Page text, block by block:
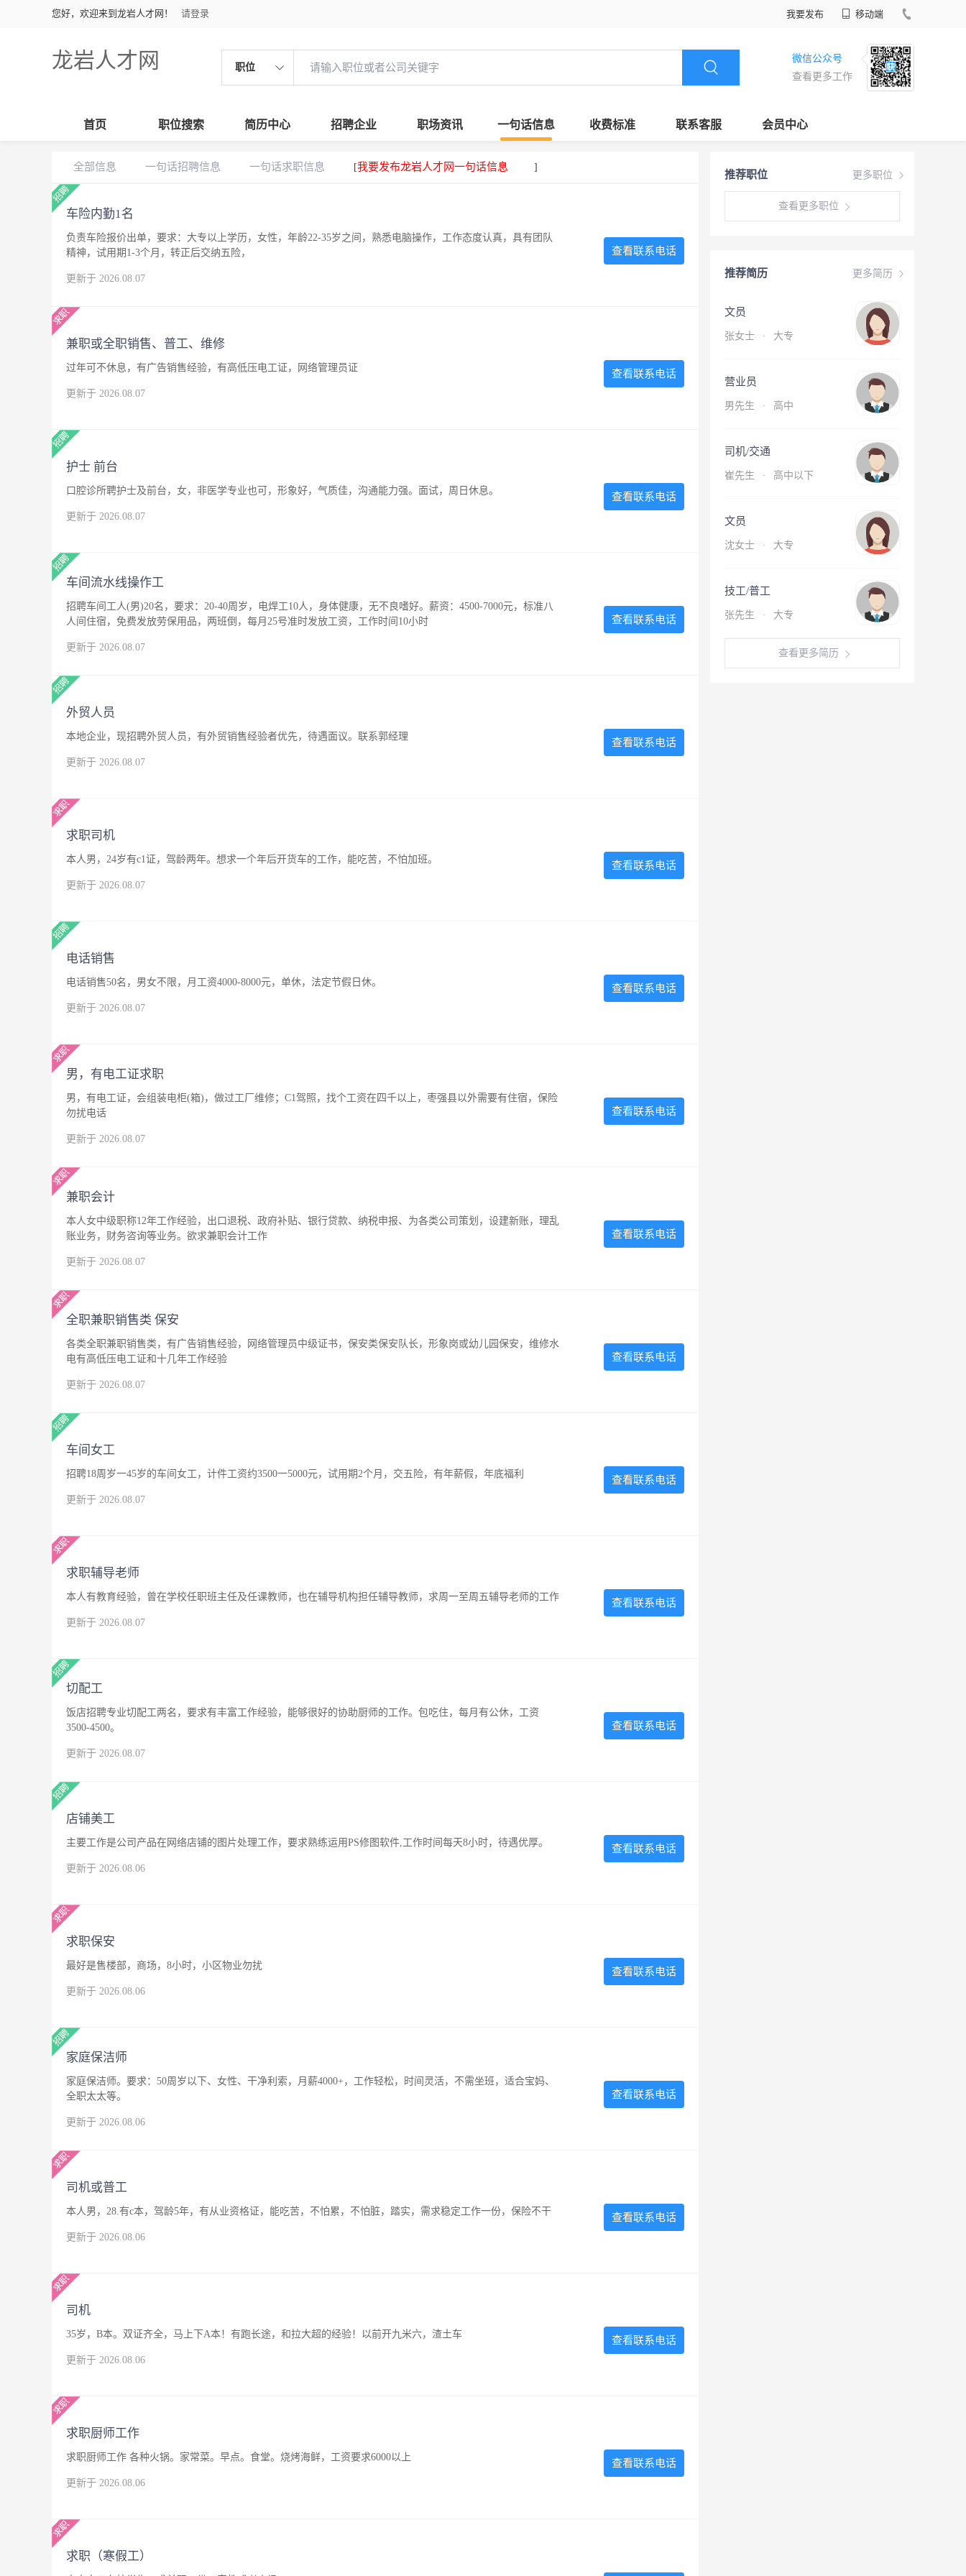
您好，欢迎来到龙岩人才网！ 请登录 我要发布 移动端
龙岩人才网 职位
微信公众号
查看更多工作
首页 职位搜索 简历中心 招聘企业 职场资讯 一句话信息 收费标准 联系客服 会员中心
更多职位
推荐职位
查看更多职位
更多简历
推荐简历
文员
张女士 · 大专
营业员
男先生 · 高中
司机/交通
崔先生 · 高中以下
文员
沈女士 · 大专
技工/普工
张先生 · 大专
查看更多简历
全部信息 一句话招聘信息 一句话求职信息 [我要发布龙岩人才网一句话信息 ]
车险内勤1名
负责车险报价出单，要求：大专以上学历，女性，年龄22-35岁之间，熟悉电脑操作，工作态度认真，具有团队
精神，试用期1-3个月，转正后交纳五险，
更新于 2026.08.07
查看联系电话
兼职或全职销售、普工、维修
过年可不休息，有广告销售经验，有高低压电工证，网络管理员证
更新于 2026.08.07
查看联系电话
护士 前台
口腔诊所聘护士及前台，女，非医学专业也可，形象好，气质佳，沟通能力强。面试，周日休息。
更新于 2026.08.07
查看联系电话
车间流水线操作工
招聘车间工人(男)20名，要求：20-40周岁，电焊工10人，身体健康，无不良嗜好。薪资：4500-7000元，标准八
人间住宿，免费发放劳保用品，两班倒，每月25号准时发放工资，工作时间10小时
更新于 2026.08.07
查看联系电话
外贸人员
本地企业，现招聘外贸人员，有外贸销售经验者优先，待遇面议。联系郭经理
更新于 2026.08.07
查看联系电话
求职司机
本人男，24岁有c1证，驾龄两年。想求一个年后开货车的工作，能吃苦，不怕加班。
更新于 2026.08.07
查看联系电话
电话销售
电话销售50名，男女不限，月工资4000-8000元，单休，法定节假日休。
更新于 2026.08.07
查看联系电话
男，有电工证求职
男，有电工证，会组装电柜(箱)，做过工厂维修；C1驾照，找个工资在四千以上，枣强县以外需要有住宿，保险
勿扰电话
更新于 2026.08.07
查看联系电话
兼职会计
本人女中级职称12年工作经验，出口退税、政府补贴、银行贷款、纳税申报、为各类公司策划，设建新账，理乱
账业务，财务咨询等业务。欲求兼职会计工作
更新于 2026.08.07
查看联系电话
全职兼职销售类 保安
各类全职兼职销售类，有广告销售经验，网络管理员中级证书，保安类保安队长，形象岗或幼儿园保安，维修水
电有高低压电工证和十几年工作经验
更新于 2026.08.07
查看联系电话
车间女工
招聘18周岁一45岁的车间女工，计件工资约3500一5000元，试用期2个月，交五险，有年薪假，年底福利
更新于 2026.08.07
查看联系电话
求职辅导老师
本人有教育经验，曾在学校任职班主任及任课教师，也在辅导机构担任辅导教师，求周一至周五辅导老师的工作
更新于 2026.08.07
查看联系电话
切配工
饭店招聘专业切配工两名，要求有丰富工作经验，能够很好的协助厨师的工作。包吃住，每月有公休，工资
3500-4500。
更新于 2026.08.07
查看联系电话
店铺美工
主要工作是公司产品在网络店铺的图片处理工作，要求熟练运用PS修图软件,工作时间每天8小时，待遇优厚。
更新于 2026.08.06
查看联系电话
求职保安
最好是售楼部，商场，8小时，小区物业勿扰
更新于 2026.08.06
查看联系电话
家庭保洁师
家庭保洁师。要求：50周岁以下、女性、干净利索，月薪4000+，工作轻松，时间灵活，不需坐班，适合宝妈、
全职太太等。
更新于 2026.08.06
查看联系电话
司机或普工
本人男，28.有c本，驾龄5年，有从业资格证，能吃苦，不怕累，不怕脏，踏实，需求稳定工作一份，保险不干
更新于 2026.08.06
查看联系电话
司机
35岁，B本。双证齐全，马上下A本！有跑长途，和拉大超的经验！以前开九米六，渣土车
更新于 2026.08.06
查看联系电话
求职厨师工作
求职厨师工作 各种火锅。家常菜。早点。食堂。烧烤海鲜，工资要求6000以上
更新于 2026.08.06
查看联系电话
求职（寒假工）